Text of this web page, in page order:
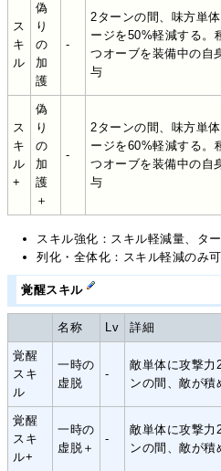
ス
キ
ル
偽
り
の
加
護
-
2ターンの間、味方単
ージを50%軽減する。
つオーブを装備中の自
与
ス
キ
ル
+
偽
り
の
加
護
＋
-
2ターンの間、味方単
ージを60%軽減する。
つオーブを装備中の自
与
スキル強化：スキル軽減量、タ
列化・全体化：スキル軽減のみ
覚醒スキル
名称 Lv 詳細
覚醒
スキ
ル
一時の
虚脱
-
敵単体に攻撃力
ンの間、敵が積
覚醒
スキ
ル+
一時の
虚脱＋
-
敵単体に攻撃力
ンの間、敵が積